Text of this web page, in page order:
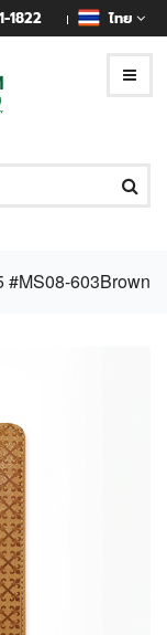
1822 ไทย
#MS08-603Brown